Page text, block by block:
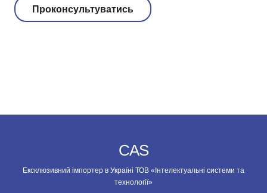
Проконсультуватись
CAS
Ексклюзивний імпортер в Україні ТОВ «Інтелектуальні системи та
технології»